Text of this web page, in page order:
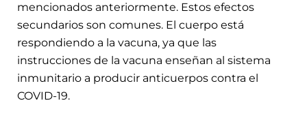
mencionados anteriormente. Estos efectos
secundarios son comunes. El cuerpo está
respondiendo a la vacuna, ya que las
instrucciones de la vacuna enseñan al sistema
inmunitario a producir anticuerpos contra el
COVID-19.